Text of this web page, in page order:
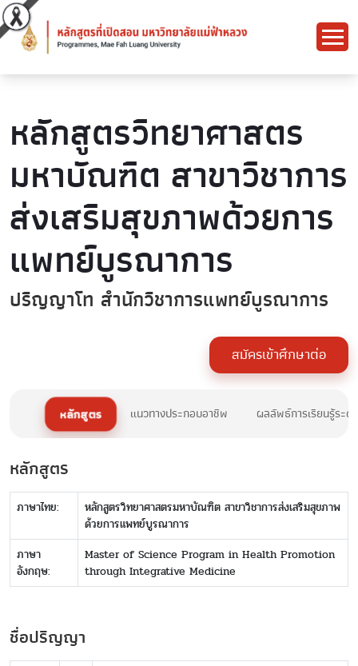
หลักสูตรวิทยาศาสตร
มหาบัณฑิต สาขาวิชาการ
ส่งเสริมสุขภาพด้วยการ
แพทย์บูรณาการ
ปริญญาโท สำนักวิชาการแพทย์บูรณาการ
สมัครเข้าศึกษาต่อ
หลักสูตร แนวทางประกอบอาชีพ ผลลัพธ์การเรียนรู้ระ
หลักสูตร
ภาษาไทย:
หลักสูตรวิทยาศาสตรมหาบัณฑิต สาขาวิชาการส่งเสริมสุขภาพ
ด้วยการแพทย์บูรณาการ
ภาษา
อังกฤษ:
Master of Science Program in Health Promotion
through Integrative Medicine
ชื่อปริญญา